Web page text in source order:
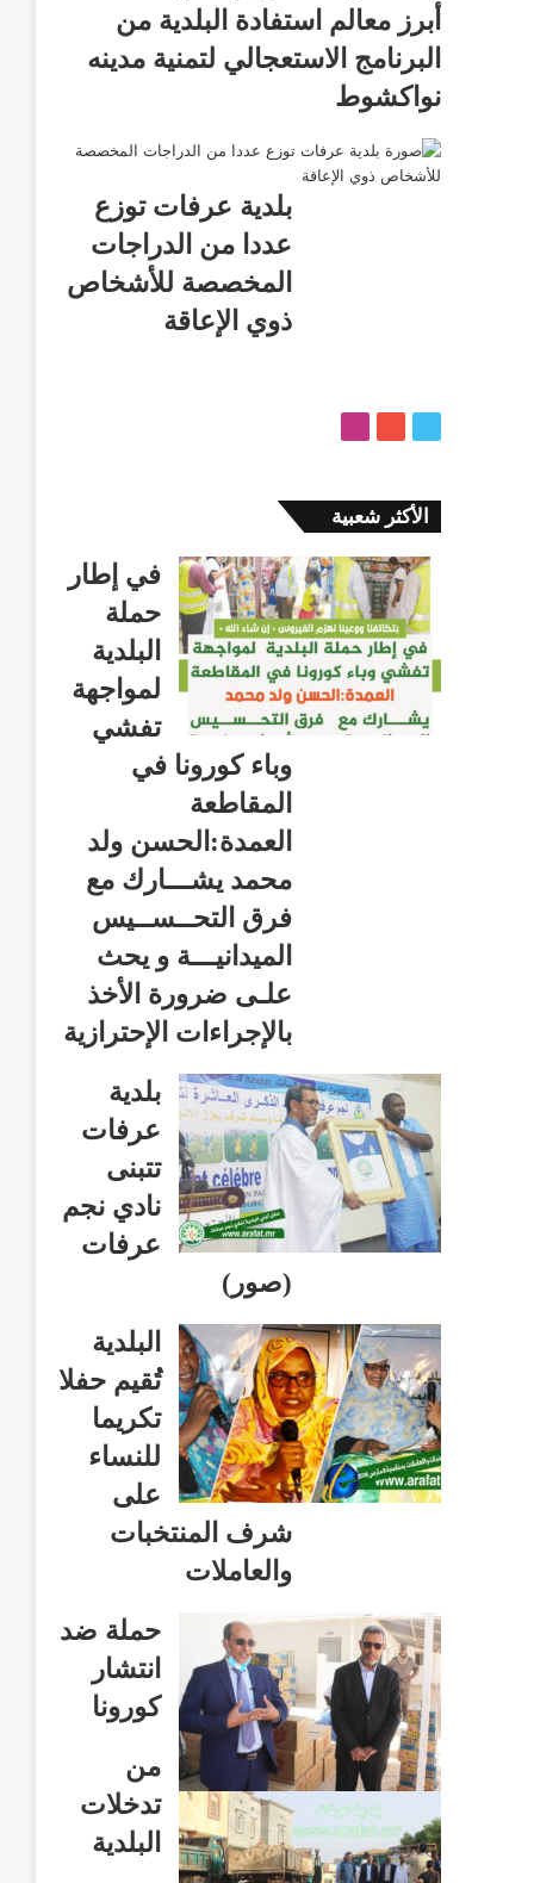
أبرز معالم استفادة البلدية من
البرنامج الاستعجالي لتمنية مدينه
نواكشوط
بلدية عرفات توزع
عددا من الدراجات
المخصصة للأشخاص
ذوي الإعاقة
ت
ب
ت
ر
ا
م
الأكثر شعبية
في إطار
حملة
البلدية
لمواجهة
تفشي
وباء كورونا في
المقاطعة
العمدة:الحسن ولد
محمد يشـــارك مع
فرق التحــســيس
الميدانيـــة و يحث
علـى ضرورة الأخذ
بالإجراءات الإحترازية
بلدية
عرفات
تتبنى
نادي نجم
عرفات
(صور)
البلدية
تُقيم حفلا
تكريما
للنساء
على
شرف المنتخبات
والعاملات
حملة ضد
انتشار
كورونا
من
تدخلات
البلدية